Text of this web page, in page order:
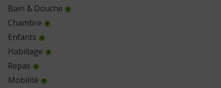
Bain & Douche
Chambre
Enfants
Habillage
Repas
Mobilité